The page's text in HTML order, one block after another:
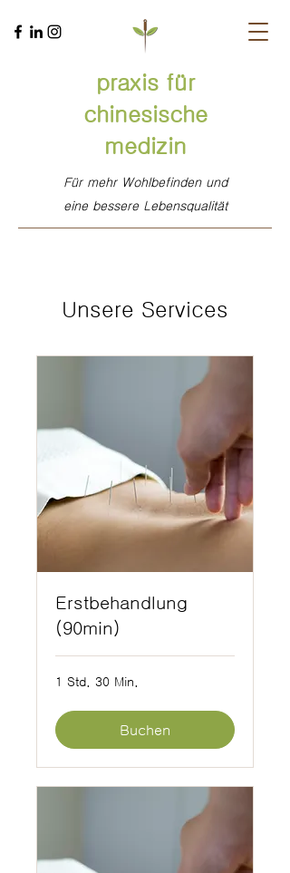
praxis für
chinesische
medizin
Für mehr Wohlbefinden und
eine bessere Lebensqualität
Unsere Services
Erstbehandlung
(90min)
1 Std. 30 Min.
Buchen